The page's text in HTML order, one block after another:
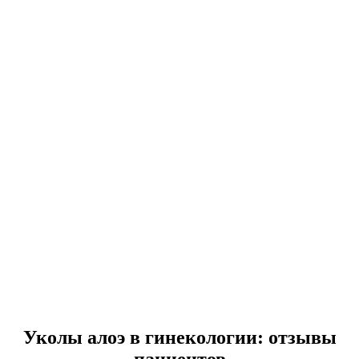
Уколы алоэ в гинекологии: отзывы